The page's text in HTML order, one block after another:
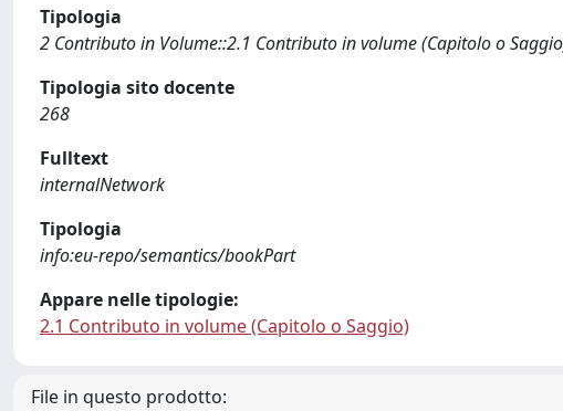
Tipologia
2 Contributo in Volume::2.1 Contributo in volume (Capitolo o
Tipologia sito docente
268
Fulltext
internalNetwork
Tipologia
info:eu-repo/semantics/bookPart
Appare nelle tipologie:
2.1 Contributo in volume (Capitolo o Saggio)
File in questo prodotto: